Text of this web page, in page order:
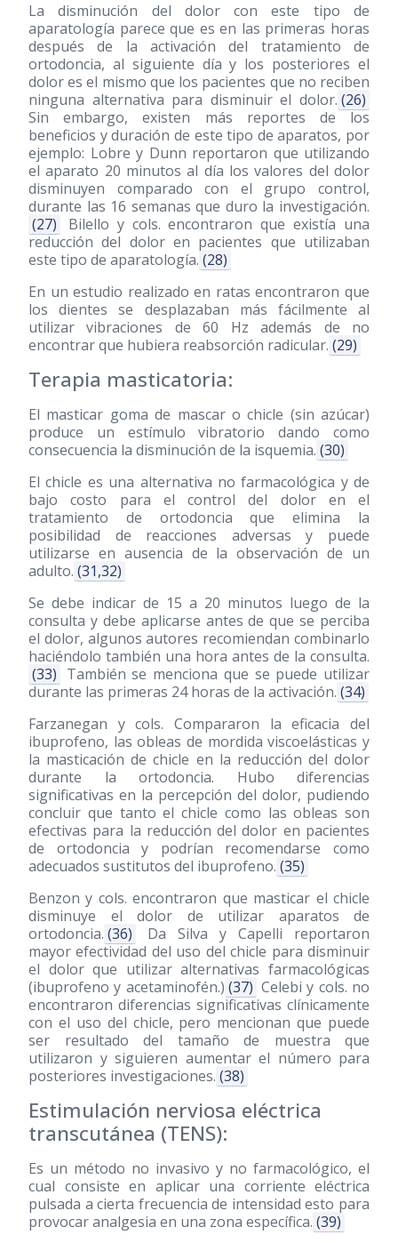
La disminución del dolor con este tipo de
aparatología parece que es en las primeras horas
después de la activación del tratamiento de
ortodoncia, al siguiente día y los posteriores el
dolor es el mismo que los pacientes que no reciben
ninguna alternativa para disminuir el dolor. (26)
Sin embargo, existen más reportes de los
beneficios y duración de este tipo de aparatos, por
ejemplo: Lobre y Dunn reportaron que utilizando
el aparato 20 minutos al día los valores del dolor
disminuyen comparado con el grupo control,
durante las 16 semanas que duro la investigación.
(27)
Bilello y cols. encontraron que existía una
reducción del dolor en pacientes que utilizaban
este tipo de aparatología. (28)
En un estudio realizado en ratas encontraron que
los dientes se desplazaban más fácilmente al
utilizar vibraciones de 60 Hz además de no
encontrar que hubiera reabsorción radicular. (29)
Terapia masticatoria:
El masticar goma de mascar o chicle (sin azúcar)
produce un estímulo vibratorio dando como
consecuencia la disminución de la isquemia. (30)
El chicle es una alternativa no farmacológica y de
bajo costo para el control del dolor en el
tratamiento de ortodoncia que elimina la
posibilidad de reacciones adversas y puede
utilizarse en ausencia de la observación de un
adulto. (31,32)
Se debe indicar de 15 a 20 minutos luego de la
consulta y debe aplicarse antes de que se perciba
el dolor, algunos autores recomiendan combinarlo
haciéndolo también una hora antes de la consulta.
(33) También se menciona que se puede utilizar
durante las primeras 24 horas de la activación. (34)
Farzanegan y cols. Compararon la eficacia del
ibuprofeno, las obleas de mordida viscoelásticas y
la masticación de chicle en la reducción del dolor
durante la ortodoncia. Hubo diferencias
significativas en la percepción del dolor, pudiendo
concluir que tanto el chicle como las obleas son
efectivas para la reducción del dolor en pacientes
de ortodoncia y podrían recomendarse como
adecuados sustitutos del ibuprofeno. (35)
Benzon y cols. encontraron que masticar el chicle
disminuye el dolor de utilizar aparatos de
ortodoncia. (36)
Da Silva y Capelli reportaron
mayor efectividad del uso del chicle para disminuir
el dolor que utilizar alternativas farmacológicas
(ibuprofeno y acetaminofén.) (37) Celebi y cols. no
encontraron diferencias significativas clínicamente
con el uso del chicle, pero mencionan que puede
ser resultado del tamaño de muestra que
utilizaron y siguieren aumentar el número para
posteriores investigaciones. (38)
Estimulación nerviosa eléctrica
transcutánea (TENS):
Es un método no invasivo y no farmacológico, el
cual consiste en aplicar una corriente eléctrica
pulsada a cierta frecuencia de intensidad esto para
provocar analgesia en una zona específica. (39)